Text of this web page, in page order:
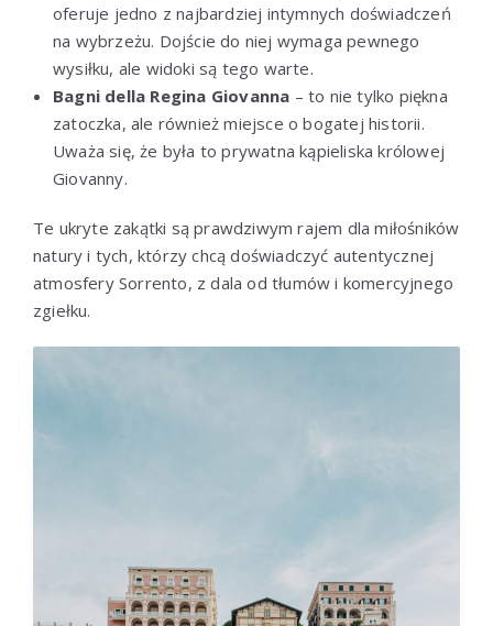
oferuje jedno z najbardziej intymnych doświadczeń
na wybrzeżu. Dojście do niej wymaga pewnego
wysiłku, ale widoki są tego warte.
Bagni della Regina Giovanna – to nie tylko piękna
zatoczka, ale również miejsce o bogatej historii.
Uważa się, że była to prywatna kąpieliska królowej
Giovanny.
Te ukryte zakątki są prawdziwym rajem dla miłośników
natury i tych, którzy chcą doświadczyć autentycznej
atmosfery Sorrento, z dala od tłumów i komercyjnego
zgiełku.